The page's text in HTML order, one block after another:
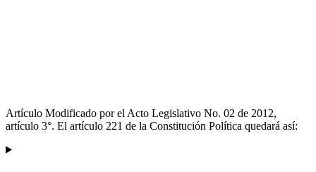
Artículo Modificado por el Acto Legislativo No. 02 de 2012,
artículo 3°. El artículo 221 de la Constitución Política quedará así: